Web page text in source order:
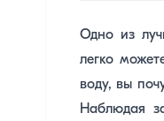
Одно из
легко
воду, вы
Наблюдая